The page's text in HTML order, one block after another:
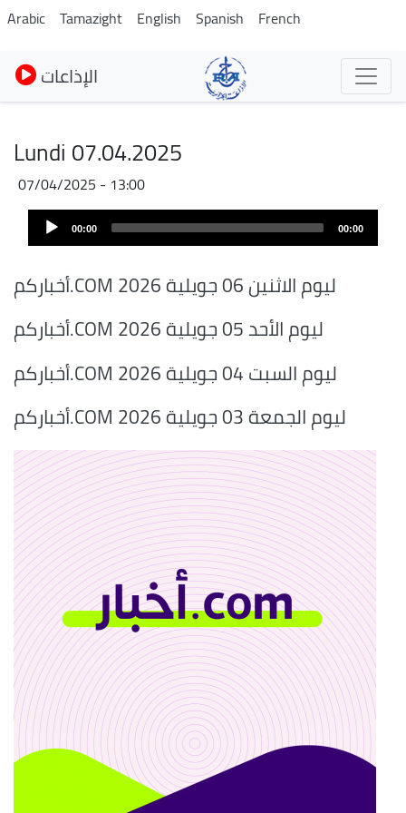
Skip
to
main
content
Arabic Tamazight English Spanish French
الإذاعات
Lundi 07.04.2025
07/04/2025 - 13:00
Audio
Player 00:00 00:00
أخباركم.COM ليوم الاثنين 06 جويلية 2026
أخباركم.COM ليوم الأحد 05 جويلية 2026
أخباركم.COM ليوم السبت 04 جويلية 2026
أخباركم.COM ليوم الجمعة 03 جويلية 2026